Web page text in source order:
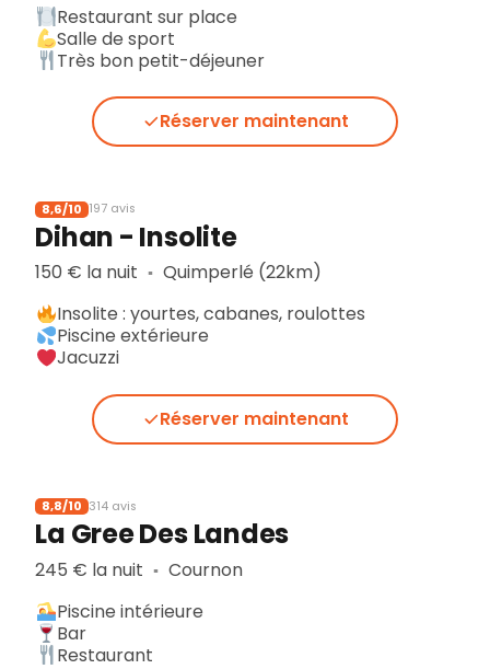
Restaurant sur place
Salle de sport
Très bon petit-déjeuner
Réserver maintenant
8,6/10 197 avis
Dihan - Insolite
150 € la nuit ▪︎ Quimperlé (22km)
Insolite : yourtes, cabanes, roulottes
Piscine extérieure
Jacuzzi
Réserver maintenant
8,8/10 314 avis
La Gree Des Landes
245 € la nuit ▪︎ Cournon
Piscine intérieure
Bar
Restaurant